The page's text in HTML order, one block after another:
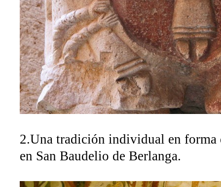
2.Una tradición individual en forma
en San Baudelio de Berlanga.